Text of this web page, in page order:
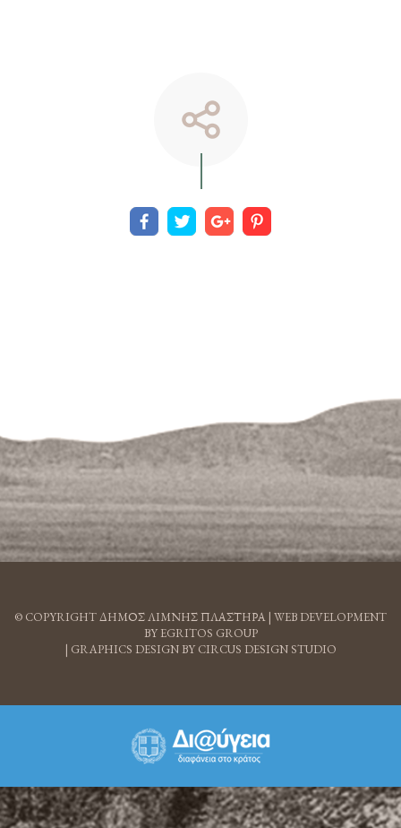
© COPYRIGHT ΔΗΜΟΣ ΛΙΜΝΗΣ ΠΛΑΣΤΗΡΑ | WEB DEVELOPMENT
BY EGRITOS GROUP
| GRAPHICS DESIGN BY CIRCUS DESIGN STUDIO